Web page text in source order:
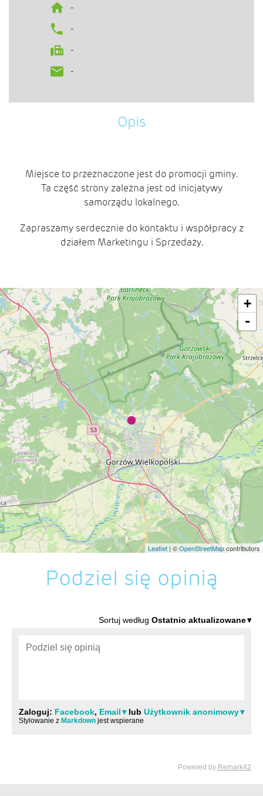
-
-
-
-
Opis
Miejsce to przeznaczone jest do promocji gminy.
Ta część strony zależna jest od inicjatywy
samorządu lokalnego.
Zapraszamy serdecznie do kontaktu i współpracy z
działem Marketingu i Sprzedaży.
+
-
Leaflet | ©OpenStreetMapcontributors
Podziel się opinią